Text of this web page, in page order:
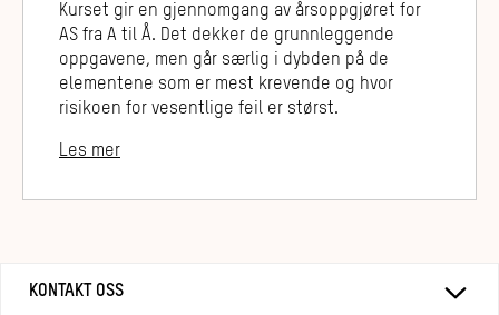
Kurset gir en gjennomgang av årsoppgjøret for
AS fra A til Å. Det dekker de grunnleggende
oppgavene, men går særlig i dybden på de
elementene som er mest krevende og hvor
risikoen for vesentlige feil er størst.
Les mer
KONTAKT OSS